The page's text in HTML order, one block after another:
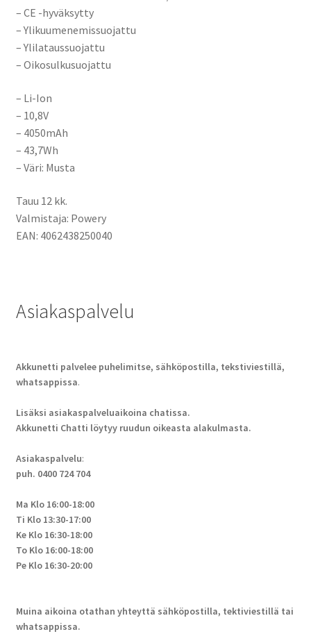
– CE -hyväksytty
– Ylikuumenemissuojattu
– Ylilataussuojattu
– Oikosulkusuojattu
– Li-Ion
– 10,8V
– 4050mAh
– 43,7Wh
– Väri: Musta
Tauu 12 kk.
Valmistaja: Powery
EAN: 4062438250040
Asiakaspalvelu
Akkunetti palvelee puhelimitse, sähköpostilla, tekstiviestillä,
whatsappissa.
Lisäksi asiakaspalveluaikoina chatissa.
Akkunetti Chatti löytyy ruudun oikeasta alakulmasta.
Asiakaspalvelu:
puh. 0400 724 704
Ma Klo 16:00-18:00
Ti Klo 13:30-17:00
Ke Klo 16:30-18:00
To Klo 16:00-18:00
Pe Klo 16:30-20:00
Muina aikoina otathan yhteyttä sähköpostilla, tektiviestillä tai
whatsappissa.